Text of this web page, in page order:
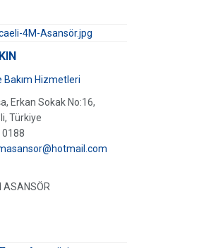
Hizmetleri
Erkan Sokak No:16,
Türkiye
ASANSÖR